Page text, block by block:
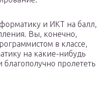
и ИКТ на балл,
Вы, конечно,
в классе,
на какие-нибудь
благополучно пролететь